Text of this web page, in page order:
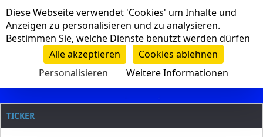
Navigation
Clanname
TICKER
Cookie-Einstellungen
Diese Webseite verwendet 'Cookies' um Inhalte und
Anzeigen zu personalisieren und zu analysieren.
Bestimmen Sie, welche Dienste benutzt werden dürfen
Alle akzeptieren
Cookies ablehnen
Personalisieren
Weitere Informationen